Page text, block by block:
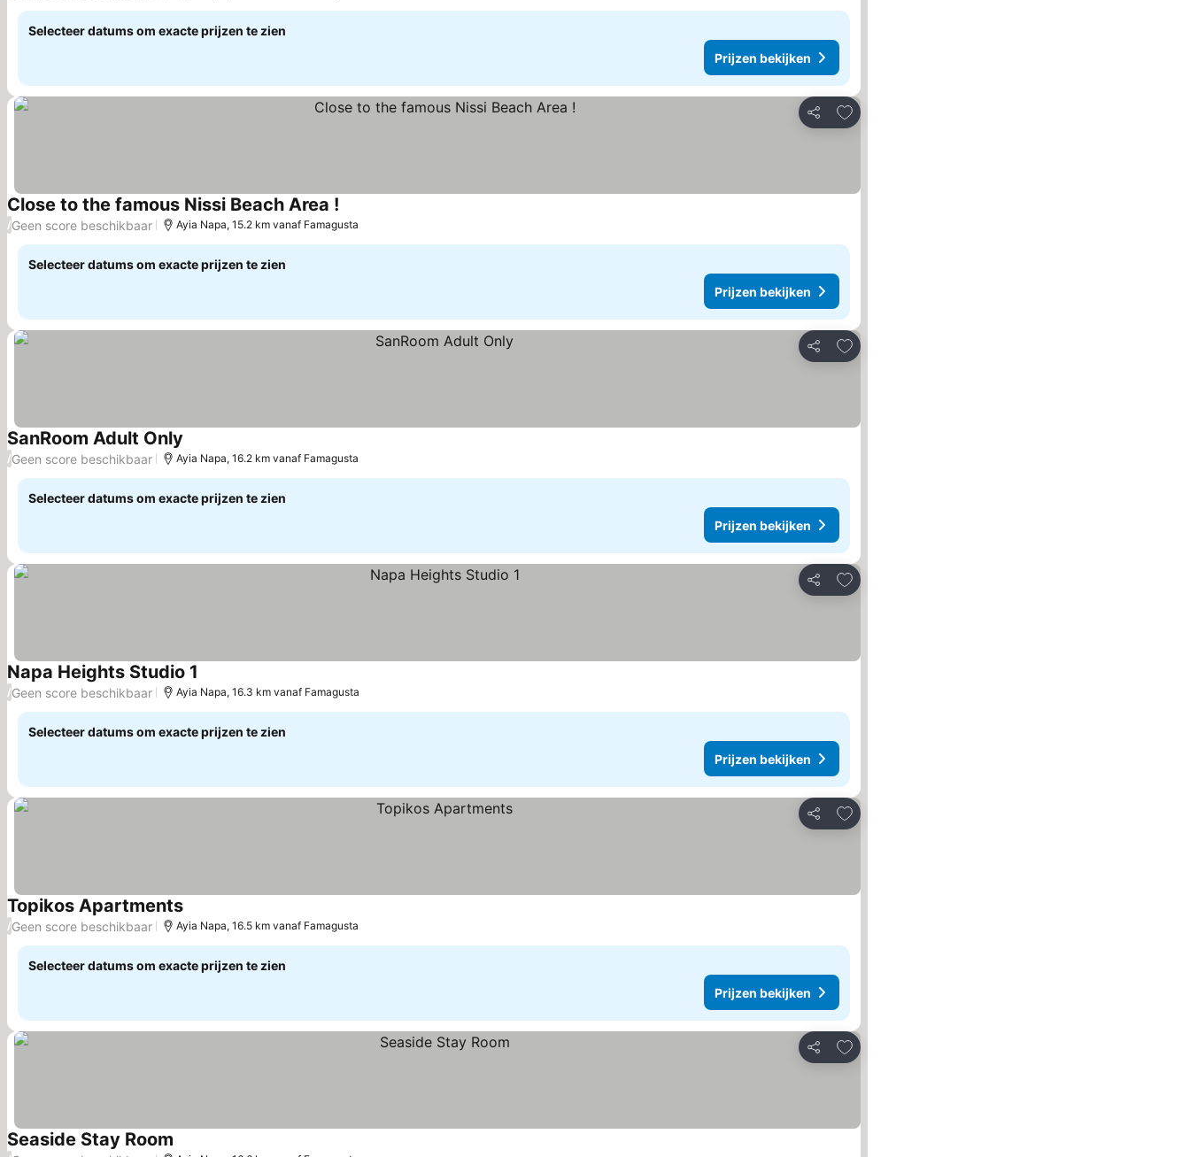
Selecteer datums om exacte prijzen te zien
Prijzen bekijken
Delen
Toevoegen aan favorieten
Close to the famous Nissi Beach Area !
/Geen score beschikbaar Ayia Napa, 15.2 km vanaf Famagusta
Selecteer datums om exacte prijzen te zien
Prijzen bekijken
Delen
Toevoegen aan favorieten
SanRoom Adult Only
/Geen score beschikbaar Ayia Napa, 16.2 km vanaf Famagusta
Selecteer datums om exacte prijzen te zien
Prijzen bekijken
Delen
Toevoegen aan favorieten
Napa Heights Studio 1
/Geen score beschikbaar Ayia Napa, 16.3 km vanaf Famagusta
Selecteer datums om exacte prijzen te zien
Prijzen bekijken
Delen
Toevoegen aan favorieten
Topikos ApartmentsPrijzen bekijken
/Geen score beschikbaar Ayia Napa, 16.5 km vanaf Famagusta
Selecteer datums om exacte prijzen te zien
Prijzen bekijken
Delen
Toevoegen aan favorieten
Seaside Stay Room